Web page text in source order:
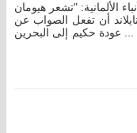
الألمانية: "تشعر هيومان
أن تفعل الصواب عن
... عودة حكيم إلى البحرين